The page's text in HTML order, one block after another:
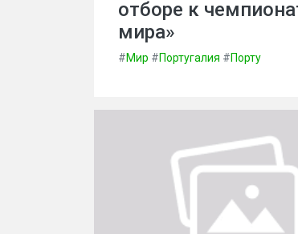
отборе к
мира»
#Мир #Португалия #Порту